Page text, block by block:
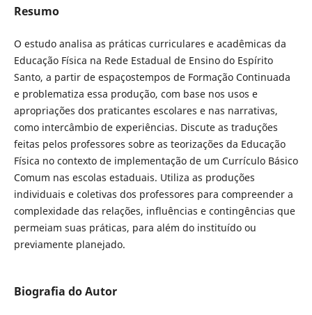
Resumo
O estudo analisa as práticas curriculares e acadêmicas da
Educação Física na Rede Estadual de Ensino do Espírito
Santo, a partir de espaçostempos de Formação Continuada
e problematiza essa produção, com base nos usos e
apropriações dos praticantes escolares e nas narrativas,
como intercâmbio de experiências. Discute as traduções
feitas pelos professores sobre as teorizações da Educação
Física no contexto de implementação de um Currículo Básico
Comum nas escolas estaduais. Utiliza as produções
individuais e coletivas dos professores para compreender a
complexidade das relações, influências e contingências que
permeiam suas práticas, para além do instituído ou
previamente planejado.
Biografia do Autor